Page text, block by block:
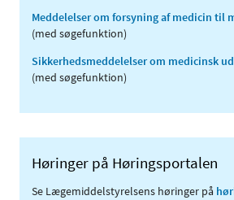
Meddelelser om forsyning af medicin til
(med søgefunktion)
Sikkerhedsmeddelelser om medicinsk
(med søgefunktion)
Høringer på Høringsportalen
Se Lægemiddelstyrelsens høringer på